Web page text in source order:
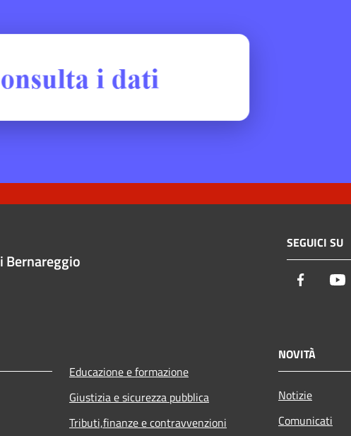
Bernareggio
SEGUICI SU
Facebook
Educazione e formazione
Giustizia e sicurezza pubblica
Tributi,finanze e contravvenzioni
NOVITÀ
Notizie
Comunicati